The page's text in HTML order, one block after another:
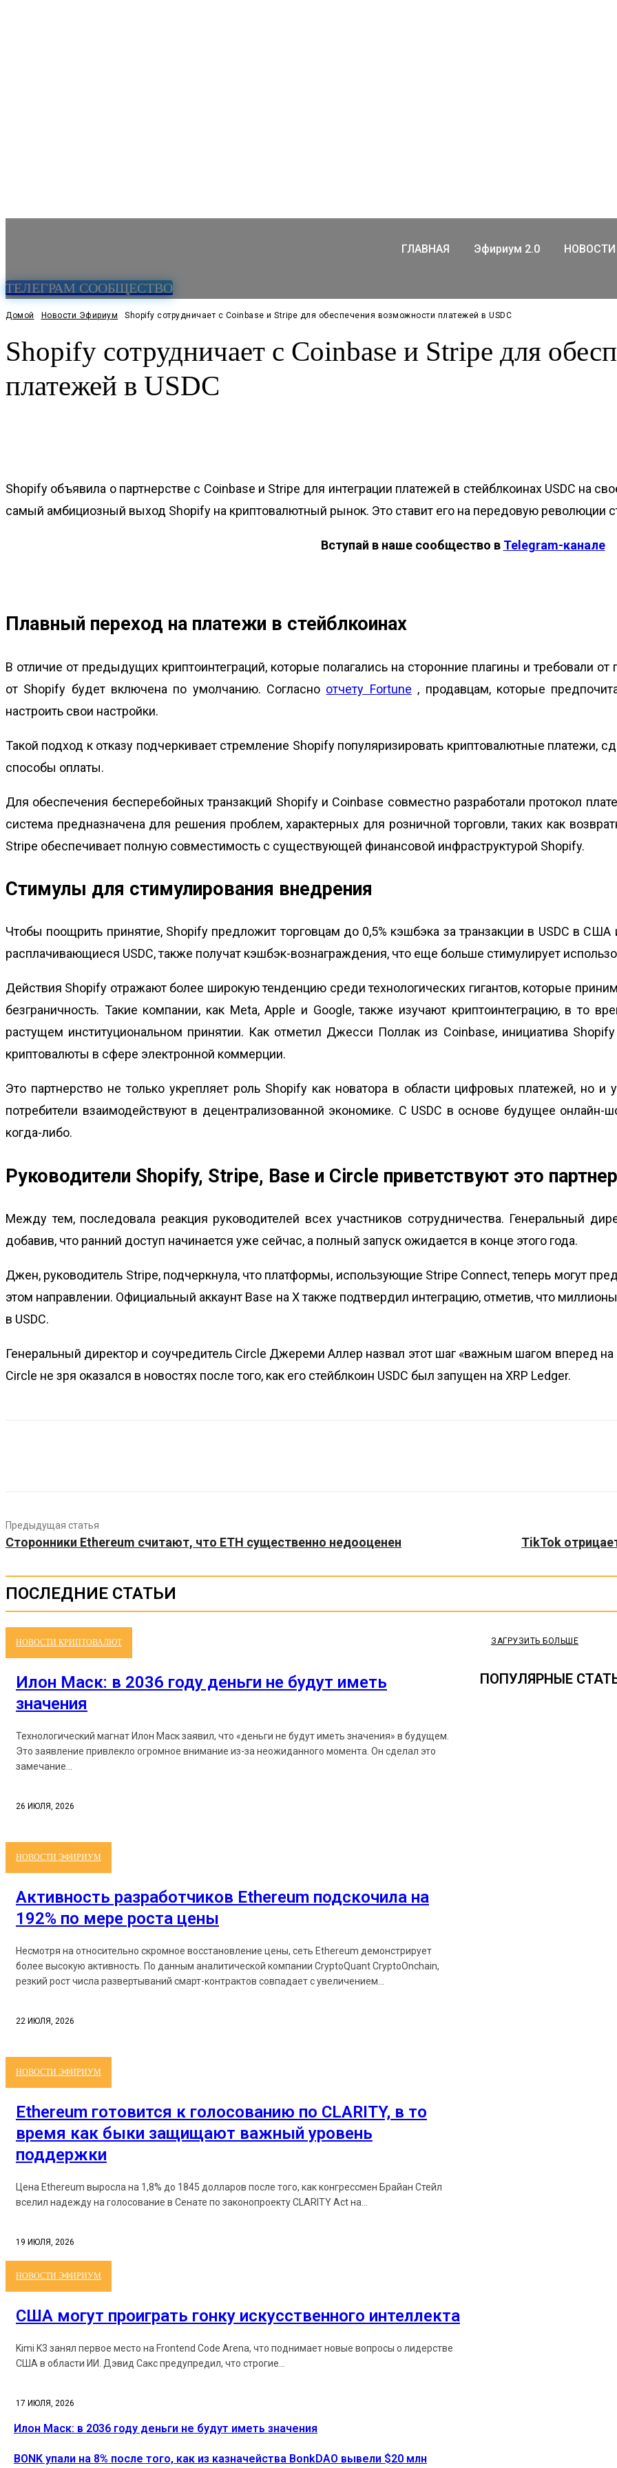
ТЕЛЕГРАМ СООБЩЕСТВО
ГЛАВНАЯ Эфириум 2.0 НОВОСТИ
Домой Новости Эфириум Shopify сотрудничает с Coinbase и Stripe для обеспечения возможности платежей в USDC
Shopify сотрудничает с Coinbase и Stripe для
платежей в USDC
Shopify объявила о партнерстве с Coinbase и Stripe для интеграции платежей в стейблкоинах USDC на
самый амбициозный выход Shopify на криптовалютный рынок. Это ставит его на передовую революции
Вступай в наше сообщество в Telegram-канале
Плавный переход на платежи в стейблкоинах
В отличие от предыдущих криптоинтеграций, которые полагались на сторонние плагины и требовали
от Shopify будет включена по умолчанию. Согласно отчету Fortune , продавцам, которые
настроить свои настройки.
Такой подход к отказу подчеркивает стремление Shopify популяризировать криптовалютные платежи,
способы оплаты.
Для обеспечения бесперебойных транзакций Shopify и Coinbase совместно разработали протокол
система предназначена для решения проблем, характерных для розничной торговли, таких как
Stripe обеспечивает полную совместимость с существующей финансовой инфраструктурой Shopify.
Стимулы для стимулирования внедрения
Чтобы поощрить принятие, Shopify предложит торговцам до 0,5% кэшбэка за транзакции в USDC в
расплачивающиеся USDC, также получат кэшбэк-вознаграждения, что еще больше стимулирует
Действия Shopify отражают более широкую тенденцию среди технологических гигантов, которые
безграничность. Такие компании, как Meta, Apple и Google, также изучают криптоинтеграцию, в то
растущем институциональном принятии. Как отметил Джесси Поллак из Coinbase, инициатива
криптовалюты в сфере электронной коммерции.
Это партнерство не только укрепляет роль Shopify как новатора в области цифровых платежей, но и
потребители взаимодействуют в децентрализованной экономике. С USDC в основе будущее
когда-либо.
Руководители Shopify, Stripe, Base и Circle приветствуют это
Между тем, последовала реакция руководителей всех участников сотрудничества. Генеральный
добавив, что ранний доступ начинается уже сейчас, а полный запуск ожидается в конце этого года.
Джен, руководитель Stripe, подчеркнула, что платформы, использующие Stripe Connect, теперь могут
этом направлении. Официальный аккаунт Base на X также подтвердил интеграцию, отметив, что
в USDC.
Генеральный директор и соучредитель Circle Джереми Аллер назвал этот шаг «важным шагом вперед
Circle не зря оказался в новостях после того, как его стейблкоин USDC был запущен на XRP Ledger.
Предыдущая статья
Сторонники Ethereum считают, что ETH существенно недооценен TikTok
ПОСЛЕДНИЕ СТАТЬИ
НОВОСТИ КРИПТОВАЛЮТ
Илон Маск: в 2036 году деньги не будут иметь
значения
Технологический магнат Илон Маск заявил, что «деньги не будут иметь значения» в будущем.
Это заявление привлекло огромное внимание из-за неожиданного момента. Он сделал это
замечание...
26 ИЮЛЯ, 2026
НОВОСТИ ЭФИРИУМ
Активность разработчиков Ethereum подскочила на
192% по мере роста цены
Несмотря на относительно скромное восстановление цены, сеть Ethereum демонстрирует
более высокую активность. По данным аналитической компании CryptoQuant CryptoOnchain,
резкий рост числа развертываний смарт-контрактов совпадает с увеличением...
22 ИЮЛЯ, 2026
НОВОСТИ ЭФИРИУМ
Ethereum готовится к голосованию по CLARITY, в то
время как быки защищают важный уровень
поддержки
Цена Ethereum выросла на 1,8% до 1845 долларов после того, как конгрессмен Брайан Стейл
вселил надежду на голосование в Сенате по законопроекту CLARITY Act на...
19 ИЮЛЯ, 2026
НОВОСТИ ЭФИРИУМ
США могут проиграть гонку искусственного интеллекта
Kimi K3 занял первое место на Frontend Code Arena, что поднимает новые вопросы о лидерстве
США в области ИИ. Дэвид Сакс предупредил, что строгие...
17 ИЮЛЯ, 2026
ЗАГРУЗИТЬ БОЛЬШЕ
ПОПУЛЯРНЫЕ
Илон Маск: в 2036 году деньги не будут иметь значения
BONK упали на 8% после того, как из казначейства BonkDAO вывели $20 млн